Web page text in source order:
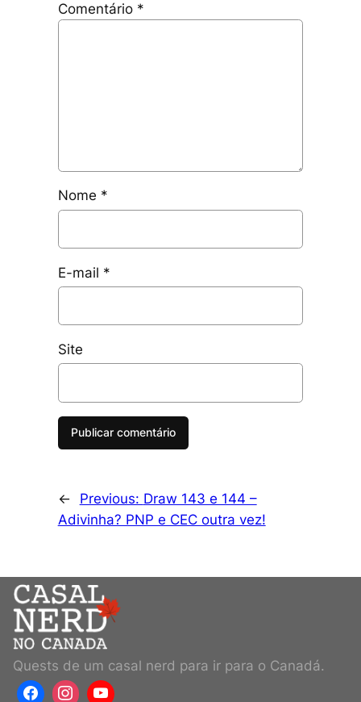
Comentário *
Nome *
E-mail *
Site
← Previous: Draw 143 e 144 –
Adivinha? PNP e CEC outra vez!
Quests de um casal nerd para ir para o Canadá.